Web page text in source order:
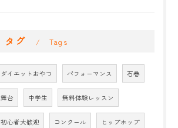
タグ Tags
ダイエットおやつ パフォーマンス 石巻
舞台 中学生 無料体験レッスン
初心者大歓迎 コンクール ヒップホップ